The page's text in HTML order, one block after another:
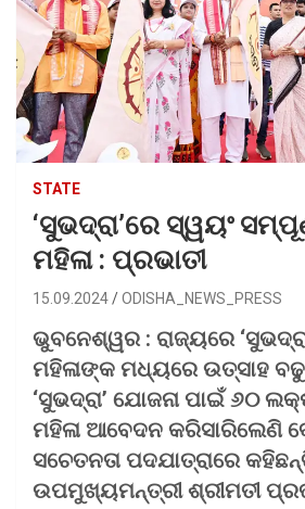
STATE
‘ସୁଭଦ୍ରା’ରେ ସ୍ୱୟଂ
ମହିଳା : ପ୍ରଭାତୀ
15.09.2024 ODISHA_NEWS_PRESS
ଭୁବନେଶ୍ୱର : ରାଜ୍ୟରେ
ମହିଳାଙ୍କ ମଧ୍ୟରେ ଉତ୍ସାହ
‘ସୁଭଦ୍ରା’ ଯୋଜନା ପାଇଁ ୬୦
ମହିଳା ଆବେଦନ କରିସାରିଲେଣି
ସଚେତନତା ପଦଯାତ୍ରାରେ
ଉପମୁଖ୍ୟମନ୍ତ୍ରୀ ଶ୍ରୀମତୀ